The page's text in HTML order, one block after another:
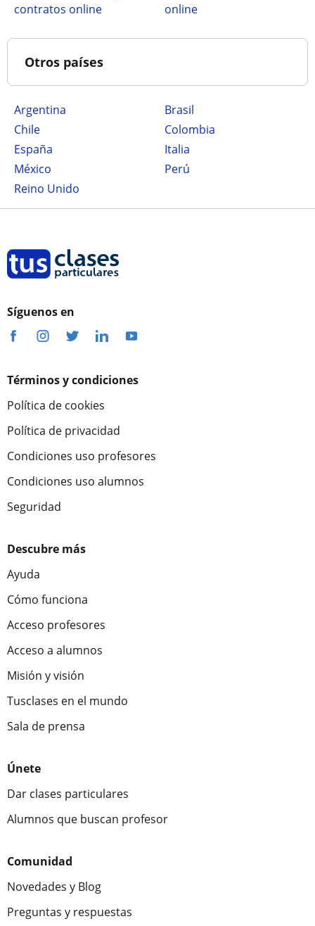
contratos online
online
Otros países
Argentina
Brasil
Chile
Colombia
España
Italia
México
Perú
Reino Unido
Síguenos en
Términos y condiciones
Política de cookies
Política de privacidad
Condiciones uso profesores
Condiciones uso alumnos
Seguridad
Descubre más
Ayuda
Cómo funciona
Acceso profesores
Acceso a alumnos
Misión y visión
Tusclases en el mundo
Sala de prensa
Únete
Dar clases particulares
Alumnos que buscan profesor
Comunidad
Novedades y Blog
Preguntas y respuestas